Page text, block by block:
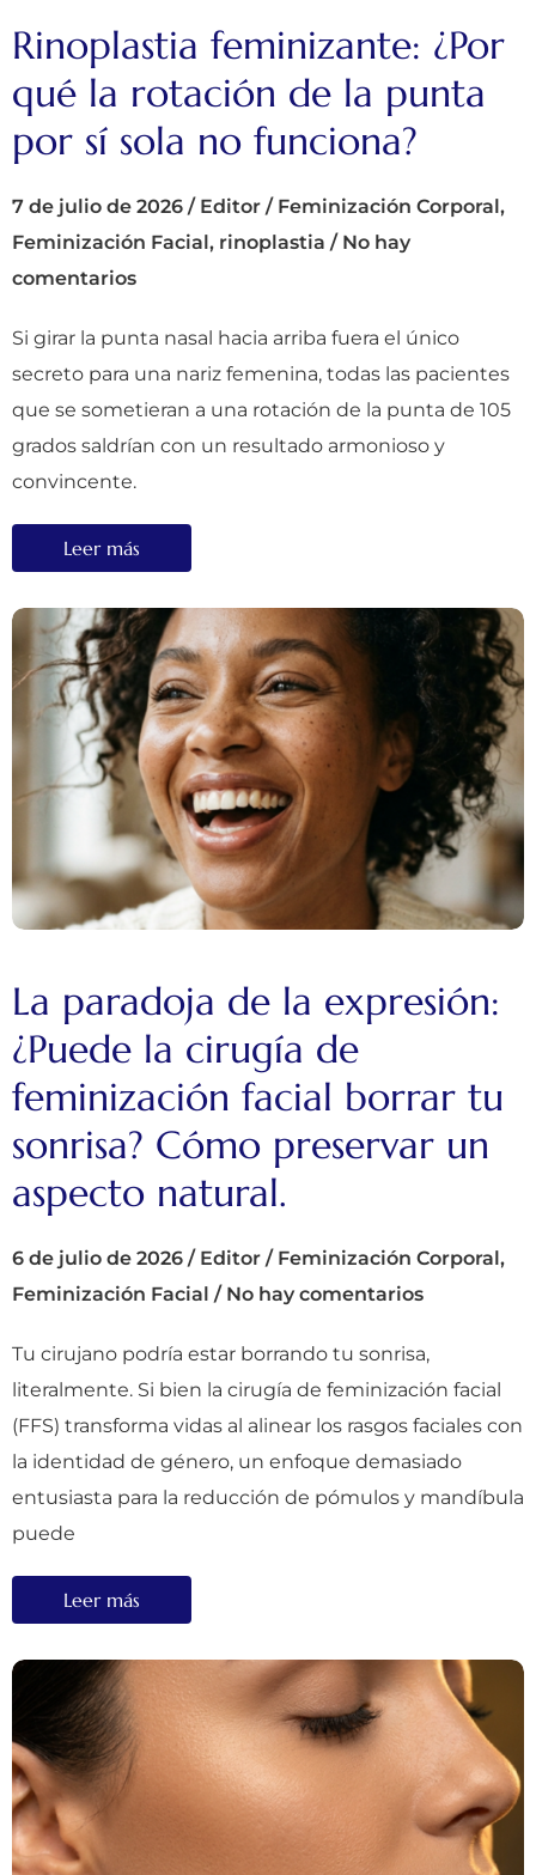
Rinoplastia feminizante: ¿Por
qué la rotación de la punta
por sí sola no funciona?
7 de julio de 2026 / Editor / Feminización Corporal,
Feminización Facial, rinoplastia / No hay
comentarios
Si girar la punta nasal hacia arriba fuera el único
secreto para una nariz femenina, todas las pacientes
que se sometieran a una rotación de la punta de 105
grados saldrían con un resultado armonioso y
convincente.
Leer más
La paradoja de la expresión:
¿Puede la cirugía de
feminización facial borrar tu
sonrisa? Cómo preservar un
aspecto natural.
6 de julio de 2026 / Editor / Feminización Corporal,
Feminización Facial / No hay comentarios
Tu cirujano podría estar borrando tu sonrisa,
literalmente. Si bien la cirugía de feminización facial
(FFS) transforma vidas al alinear los rasgos faciales con
la identidad de género, un enfoque demasiado
entusiasta para la reducción de pómulos y mandíbula
puede
Leer más